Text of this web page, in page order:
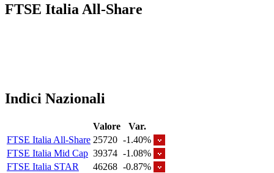
FTSE Italia All-Share
Indici Nazionali
Valore
Var.
FTSE Italia All-Share 25720 -1.40%
FTSE Italia Mid Cap 39374 -1.08%
FTSE Italia STAR
46268 -0.87%